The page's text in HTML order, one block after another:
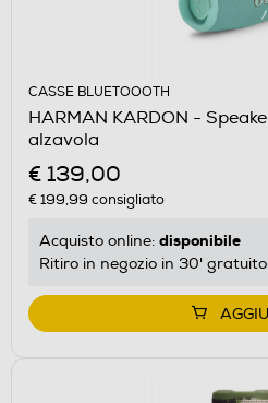
CASSE BLUETOOOTH
HARMAN KARDON -
alzavola
€ 139,00
€ 199,99 consigliato
Acquisto online: disponibile
Ritiro in negozio in 30'